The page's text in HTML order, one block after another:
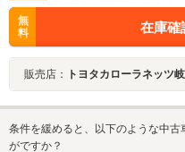
無
料
在庫確
販売店： トヨタカローラネッツ
条件を緩めると、以下のような中
がですか？